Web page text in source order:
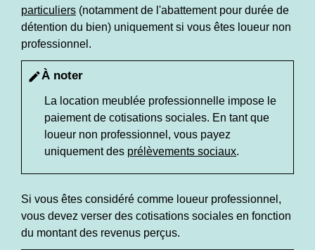
particuliers (notamment de l'abattement pour durée de
détention du bien) uniquement si vous êtes loueur non
professionnel.
editÀ noter
La location meublée professionnelle impose le
paiement de cotisations sociales. En tant que
loueur non professionnel, vous payez
uniquement des prélèvements sociaux.
Si vous êtes considéré comme loueur professionnel,
vous devez verser des cotisations sociales en fonction
du montant des revenus perçus.